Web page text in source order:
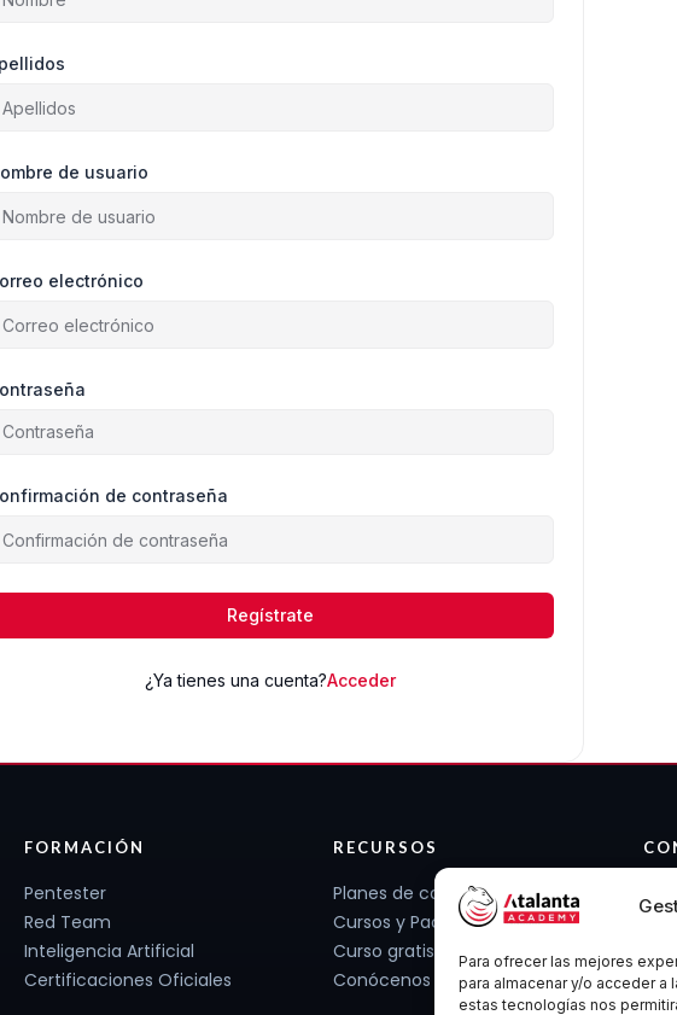
Para ofrecer las mejores
para almacenar y/o acceder
estas tecnologías nos
de usuario
electrónico
de contraseña
Regístrate
¿Ya tienes una cuenta?Acceder
FORMACIÓN
Pentester
Red Team
Inteligencia Artificial
Certificaciones Oficiales
RECURSOS
Planes de carrera
Cursos y Packs
Curso gratis
Conócenos